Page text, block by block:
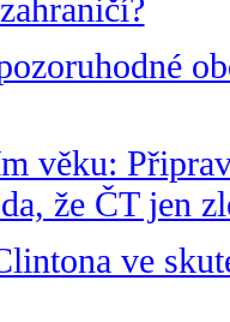
věku:
že ČT jen
ve